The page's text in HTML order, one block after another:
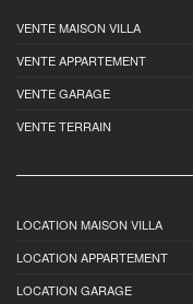
VENTE MAISON VILLA
VENTE APPARTEMENT
VENTE GARAGE
VENTE TERRAIN
LOCATION MAISON VILLA
LOCATION APPARTEMENT
LOCATION GARAGE